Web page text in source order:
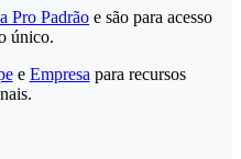
Pro Padrão e são para acesso
único.
e Empresa para recursos